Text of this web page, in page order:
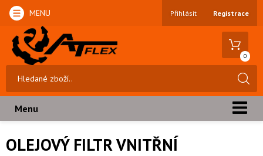
MENU Přihlásit Registrace
0
Menu
OLEJOVÝ FILTR VNITŘNÍ